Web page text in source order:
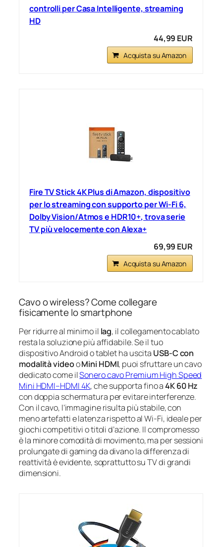
controlli per Casa Intelligente, streaming
HD
44,99 EUR
Acquista su Amazon
Fire TV Stick 4K Plus di Amazon, dispositivo
per lo streaming con supporto per Wi-Fi 6,
Dolby Vision/Atmos e HDR10+, trova serie
TV più velocemente con Alexa+
69,99 EUR
Acquista su Amazon
Cavo o wireless? Come collegare
fisicamente lo smartphone
Per ridurre al minimo il lag, il collegamento cablato
resta la soluzione più affidabile. Se il tuo
dispositivo Android o tablet ha uscita USB‑C con
modalità videooMini HDMI, puoi sfruttare un cavo
dedicato come ilSonero cavo Premium High Speed
Mini HDMI–HDMI 4K, che supporta fino a4K 60 Hz
con doppia schermatura per evitare interferenze.
Con il cavo, l’immagine risulta più stabile, con
meno artefatti e latenza rispetto al Wi‑Fi, ideale per
giochi competitivi o titoli d’azione. Il compromesso
è la minore comodità di movimento, ma per sessioni
prolungate di gaming da divano la differenza di
reattività è evidente, soprattutto su TV di grandi
dimensioni.